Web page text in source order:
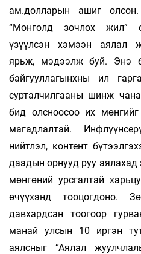
ам.долларын ашиг
“Монголд зочлох жил”
үзүүлсэн хэмээн аялал
ярьж, мэдээлж буй. Энэ
байгууллагынхны ил
сурталчилгааны шинж
бид олсноосоо их
магадлалтай.
нийтлэл, кон­тент
даадын орнууд руу аялахад
мөнгөний урсгалтай
өчүүхэнд тооцогдоно.
давхардсан тоогоор
манай улсын 10 иргэн
аялсныг “Аялал